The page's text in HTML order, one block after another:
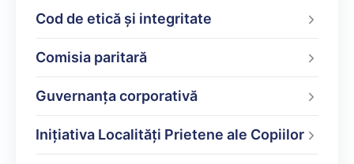
Cod de etică și integritate
Comisia paritară
Guvernanța corporativă
Inițiativa Localități Prietene ale Copiilor